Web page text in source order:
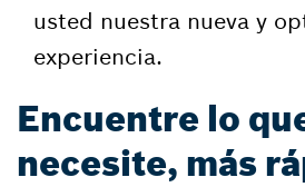
usted nuestra nueva y
experiencia.
Encuentre lo
necesite, más